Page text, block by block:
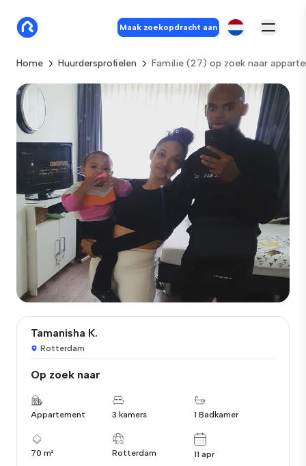
Maak zoekopdracht aan
Home Huurdersprofielen Familie (27) op zoek naar
Tamanisha K.
Rotterdam
Op zoek naar
Appartement 3 kamers 1 Badkamer
70 m² Rotterdam 11 apr